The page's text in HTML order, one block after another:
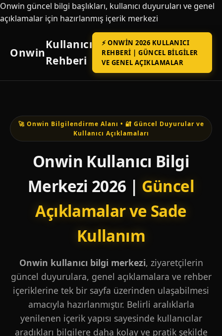
Onwin güncel bilgi başlıkları, kullanıcı duyuruları ve genel
açıklamalar için hazırlanmış içerik merkezi
Onwin
Kullanıcı
Rehberi
⚡ ONWIN 2026 KULLANICI
REHBERI | GÜNCEL BILGILER
VE GENEL AÇIKLAMALAR
🚀 Onwin Bilgilendirme Alanı • 🔐 Güncel Duyurular ve
Kullanıcı Açıklamaları
Onwin Kullanıcı Bilgi
Merkezi 2026 | Güncel
Açıklamalar ve Sade
Kullanım
Onwin kullanıcı bilgi merkezi, ziyaretçilerin
güncel duyurulara, genel açıklamalara ve rehber
içeriklerine tek bir sayfa üzerinden ulaşabilmesi
amacıyla hazırlanmıştır. Belirli aralıklarla
yenilenen içerik yapısı sayesinde kullanıcılar
aradıkları bilgilere daha kolay ve pratik şekilde